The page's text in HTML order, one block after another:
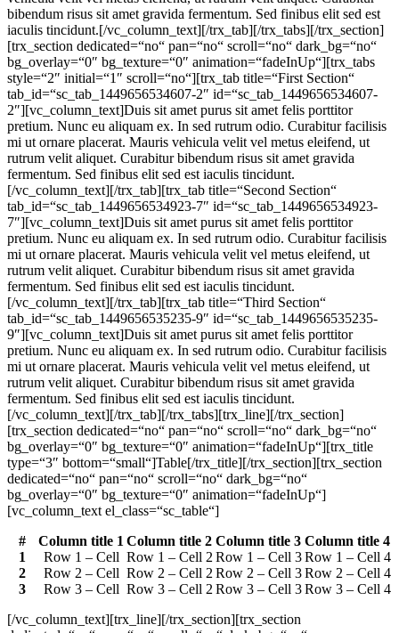
bibendum risus sit amet gravida fermentum. Sed finibus elit sed est
iaculis tincidunt.[/vc_column_text][/trx_tab][/trx_tabs][/trx_section]
[trx_section dedicated=“no“ pan=“no“ scroll=“no“ dark_bg=“no“
bg_overlay=“0″ bg_texture=“0″ animation=“fadeInUp“][trx_tabs
style=“2″ initial=“1″ scroll=“no“][trx_tab title=“First Section“
tab_id=“sc_tab_1449656534607-2″ id=“sc_tab_1449656534607-
2″][vc_column_text]Duis sit amet purus sit amet felis porttitor
pretium. Nunc eu aliquam ex. In sed rutrum odio. Curabitur facilisis
mi ut ornare placerat. Mauris vehicula velit vel metus eleifend, ut
rutrum velit aliquet. Curabitur bibendum risus sit amet gravida
fermentum. Sed finibus elit sed est iaculis tincidunt.
[/vc_column_text][/trx_tab][trx_tab title=“Second Section“
tab_id=“sc_tab_1449656534923-7″ id=“sc_tab_1449656534923-
7″][vc_column_text]Duis sit amet purus sit amet felis porttitor
pretium. Nunc eu aliquam ex. In sed rutrum odio. Curabitur facilisis
mi ut ornare placerat. Mauris vehicula velit vel metus eleifend, ut
rutrum velit aliquet. Curabitur bibendum risus sit amet gravida
fermentum. Sed finibus elit sed est iaculis tincidunt.
[/vc_column_text][/trx_tab][trx_tab title=“Third Section“
tab_id=“sc_tab_1449656535235-9″ id=“sc_tab_1449656535235-
9″][vc_column_text]Duis sit amet purus sit amet felis porttitor
pretium. Nunc eu aliquam ex. In sed rutrum odio. Curabitur facilisis
mi ut ornare placerat. Mauris vehicula velit vel metus eleifend, ut
rutrum velit aliquet. Curabitur bibendum risus sit amet gravida
fermentum. Sed finibus elit sed est iaculis tincidunt.
[/vc_column_text][/trx_tab][/trx_tabs][trx_line][/trx_section]
[trx_section dedicated=“no“ pan=“no“ scroll=“no“ dark_bg=“no“
bg_overlay=“0″ bg_texture=“0″ animation=“fadeInUp“][trx_title
type=“3″ bottom=“small“]Table[/trx_title][/trx_section][trx_section
dedicated=“no“ pan=“no“ scroll=“no“ dark_bg=“no“
bg_overlay=“0″ bg_texture=“0″ animation=“fadeInUp“]
[vc_column_text el_class=“sc_table“]
#
Column title 1 Column title 2 Column title 3 Column title 4
1
Row 1 – Cell Row 1 – Cell 2 Row 1 – Cell 3 Row 1 – Cell 4
2
Row 2 – Cell Row 2 – Cell 2 Row 2 – Cell 3 Row 2 – Cell 4
3
Row 3 – Cell Row 3 – Cell 2 Row 3 – Cell 3 Row 3 – Cell 4
[/vc_column_text][trx_line][/trx_section][trx_section